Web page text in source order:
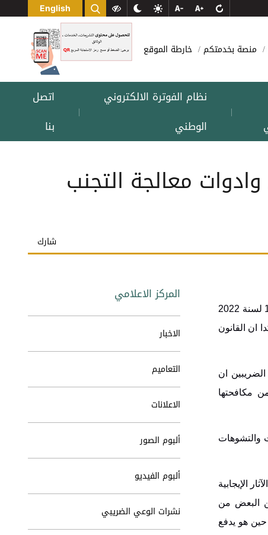
English
منصة بخدمتكم خارطة الموقع
|
نظام الفوترة الالكتروني
الوطني
|
اتصل
بنا
معالجة التجنب
شارك
قال مدير عام دائرة ضريبة الدخل والمبيعات، الدكتور حسام أبو علي إنّ القانون المعدل لقانون الضريبة العامة على المبيعات رقم 15 لسنة 2022
ان القانون
ان
مكافحتها
والتشوهات
الإيجابية
البعض من
هو يدفع
المركز الاعلامي
الاخبار
التعاميم
الاعلانات
ألبوم الصور
ألبوم الفيديو
نشرات الوعي الضريبي